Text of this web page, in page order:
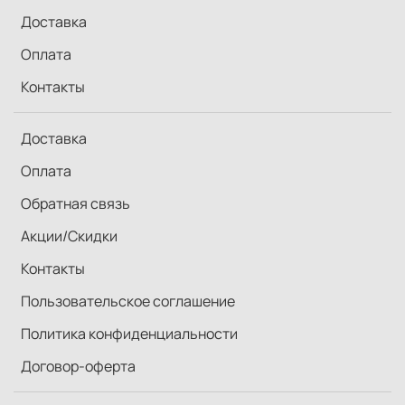
Доставка
Оплата
Контакты
Доставка
Оплата
Обратная связь
Акции/Скидки
Контакты
Пользовательское соглашение
Политика конфиденциальности
Договор-оферта